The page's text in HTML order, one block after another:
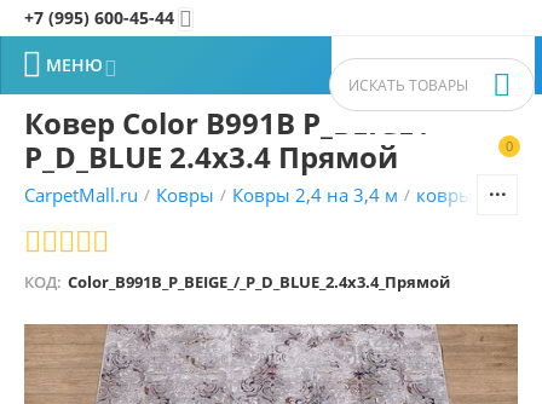
+7 (995) 600-45-44 
0


 МЕНЮ
Ковер Color B991B P_BEIGE /
P_D_BLUE 2.4x3.4 Прямой
CarpetMall.ru / Ковры / Ковры 2,4 на 3,4 м / ковры
КОД: Color_B991B_P_BEIGE_/_P_D_BLUE_2.4x3.4_Прямой